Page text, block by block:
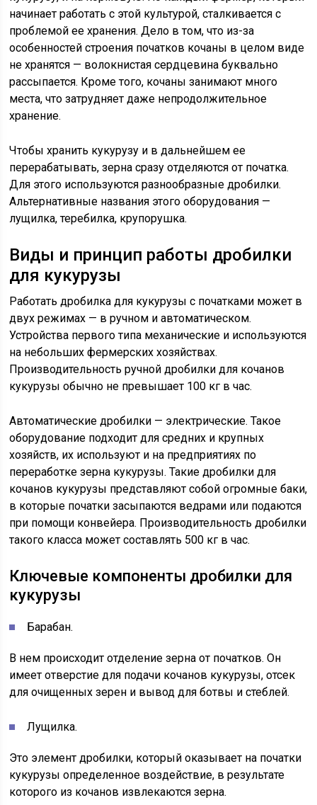
начинает работать с этой культурой, сталкивается с
проблемой ее хранения. Дело в том, что из-за
особенностей строения початков кочаны в целом виде
не хранятся — волокнистая сердцевина буквально
рассыпается. Кроме того, кочаны занимают много
места, что затрудняет даже непродолжительное
хранение.
Чтобы хранить кукурузу и в дальнейшем ее
перерабатывать, зерна сразу отделяются от початка.
Для этого используются разнообразные дробилки.
Альтернативные названия этого оборудования —
лущилка, теребилка, крупорушка.
Виды и принцип работы дробилки
для кукурузы
Работать дробилка для кукурузы с початками может в
двух режимах — в ручном и автоматическом.
Устройства первого типа механические и используются
на небольших фермерских хозяйствах.
Производительность ручной дробилки для кочанов
кукурузы обычно не превышает 100 кг в час.
Автоматические дробилки — электрические. Такое
оборудование подходит для средних и крупных
хозяйств, их используют и на предприятиях по
переработке зерна кукурузы. Такие дробилки для
кочанов кукурузы представляют собой огромные баки,
в которые початки засыпаются ведрами или подаются
при помощи конвейера. Производительность дробилки
такого класса может составлять 500 кг в час.
Ключевые компоненты дробилки для
кукурузы
Барабан.
В нем происходит отделение зерна от початков. Он
имеет отверстие для подачи кочанов кукурузы, отсек
для очищенных зерен и вывод для ботвы и стеблей.
Лущилка.
Это элемент дробилки, который оказывает на початки
кукурузы определенное воздействие, в результате
которого из кочанов извлекаются зерна.